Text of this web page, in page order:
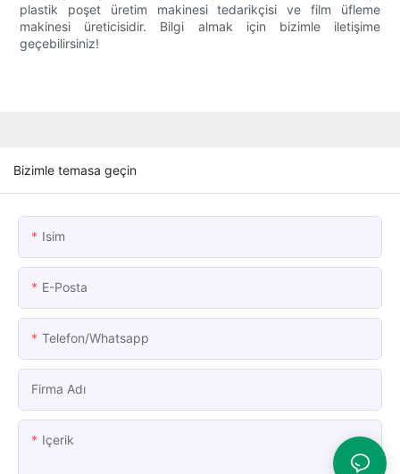
plastik poşet üretim makinesi tedarikçisi ve film üfleme
makinesi üreticisidir. Bilgi almak için bizimle iletişime
geçebilirsiniz!
Bizimle temasa geçin
Isim
E-Posta
Telefon/whatsapp
Firma Adı
Içerik